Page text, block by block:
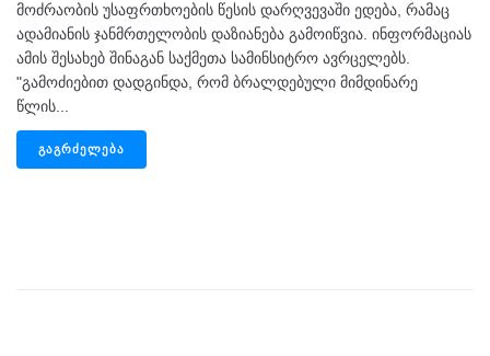
მოძრაობის უსაფრთხოების წესის დარღვევაში ედება, რამაც
ადამიანის ჯანმრთელობის დაზიანება გამოიწვია. ინფორმაციას
ამის შესახებ შინაგან საქმეთა სამინსიტრო ავრცელებს.
"გამოძიებით დადგინდა, რომ ბრალდებული მიმდინარე
წლის...
ᲒᲐᲒᲠᲫᲔᲚᲔᲑᲐ